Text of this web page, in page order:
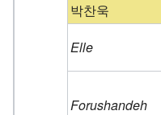
박찬욱
Elle
Forushandeh